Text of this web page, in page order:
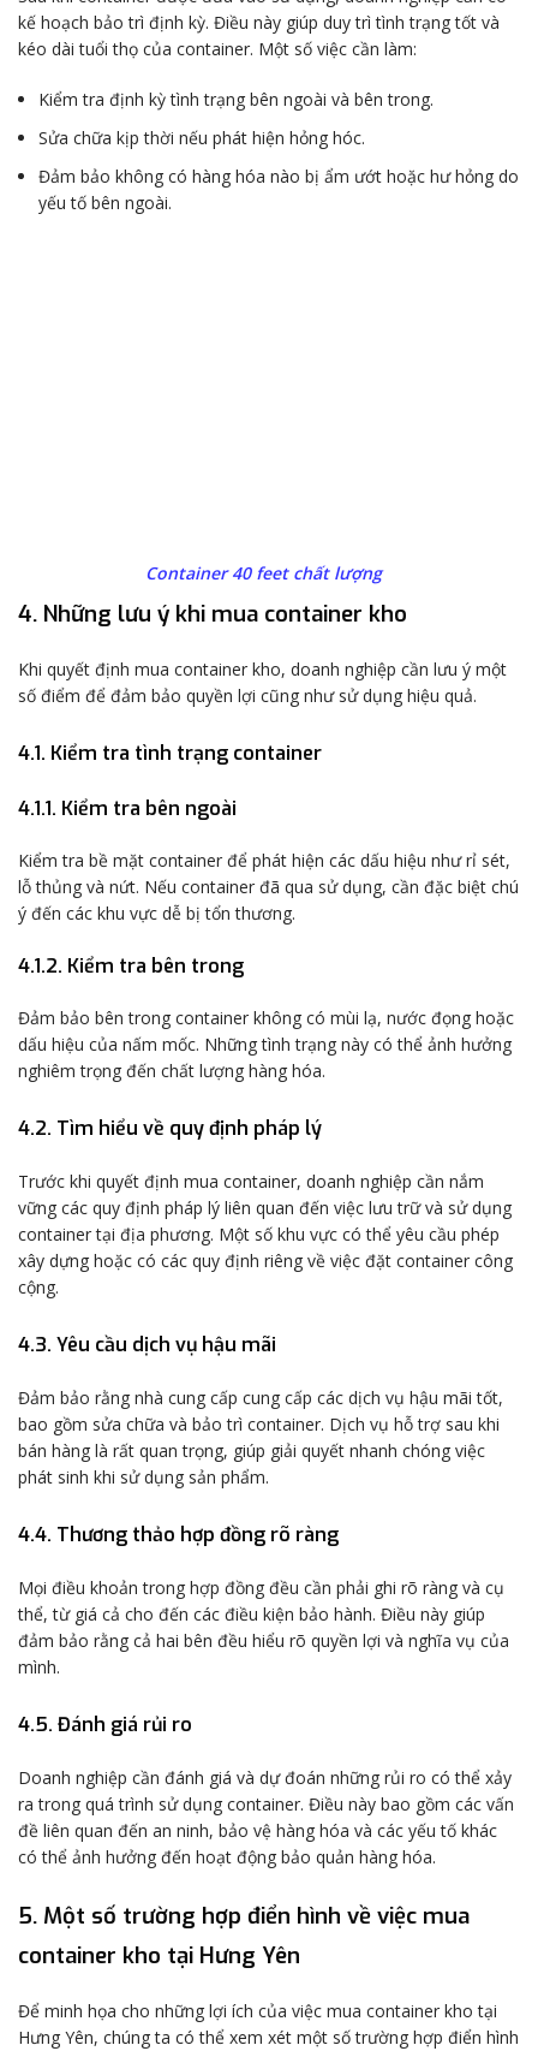
kế hoạch bảo trì định kỳ. Điều này giúp duy trì tình trạng tốt và
kéo dài tuổi thọ của container. Một số việc cần làm:
Kiểm tra định kỳ tình trạng bên ngoài và bên trong.
Sửa chữa kịp thời nếu phát hiện hỏng hóc.
Đảm bảo không có hàng hóa nào bị ẩm ướt hoặc hư hỏng do
yếu tố bên ngoài.
Container 40 feet chất lượng
4. Những lưu ý khi mua container kho
Khi quyết định mua container kho, doanh nghiệp cần lưu ý một
số điểm để đảm bảo quyền lợi cũng như sử dụng hiệu quả.
4.1. Kiểm tra tình trạng container
4.1.1. Kiểm tra bên ngoài
Kiểm tra bề mặt container để phát hiện các dấu hiệu như rỉ sét,
lỗ thủng và nứt. Nếu container đã qua sử dụng, cần đặc biệt chú
ý đến các khu vực dễ bị tổn thương.
4.1.2. Kiểm tra bên trong
Đảm bảo bên trong container không có mùi lạ, nước đọng hoặc
dấu hiệu của nấm mốc. Những tình trạng này có thể ảnh hưởng
nghiêm trọng đến chất lượng hàng hóa.
4.2. Tìm hiểu về quy định pháp lý
Trước khi quyết định mua container, doanh nghiệp cần nắm
vững các quy định pháp lý liên quan đến việc lưu trữ và sử dụng
container tại địa phương. Một số khu vực có thể yêu cầu phép
xây dựng hoặc có các quy định riêng về việc đặt container công
cộng.
4.3. Yêu cầu dịch vụ hậu mãi
Đảm bảo rằng nhà cung cấp cung cấp các dịch vụ hậu mãi tốt,
bao gồm sửa chữa và bảo trì container. Dịch vụ hỗ trợ sau khi
bán hàng là rất quan trọng, giúp giải quyết nhanh chóng việc
phát sinh khi sử dụng sản phẩm.
4.4. Thương thảo hợp đồng rõ ràng
Mọi điều khoản trong hợp đồng đều cần phải ghi rõ ràng và cụ
thể, từ giá cả cho đến các điều kiện bảo hành. Điều này giúp
đảm bảo rằng cả hai bên đều hiểu rõ quyền lợi và nghĩa vụ của
mình.
4.5. Đánh giá rủi ro
Doanh nghiệp cần đánh giá và dự đoán những rủi ro có thể xảy
ra trong quá trình sử dụng container. Điều này bao gồm các vấn
đề liên quan đến an ninh, bảo vệ hàng hóa và các yếu tố khác
có thể ảnh hưởng đến hoạt động bảo quản hàng hóa.
5. Một số trường hợp điển hình về việc mua
container kho tại Hưng Yên
Để minh họa cho những lợi ích của việc mua container kho tại
Hưng Yên, chúng ta có thể xem xét một số trường hợp điển hình